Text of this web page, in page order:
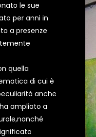
le sue
per anni in
a presenze
quella
di cui è
anche
ampliato a